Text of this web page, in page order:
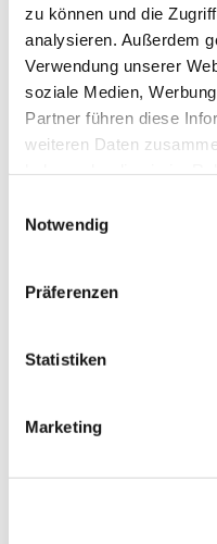
zu können und die
analysieren. Außerdem
Verwendung unserer
soziale Medien,
Partner führen diese
weiteren Daten
Notwendig
Präferenzen
Statistiken
Marketing